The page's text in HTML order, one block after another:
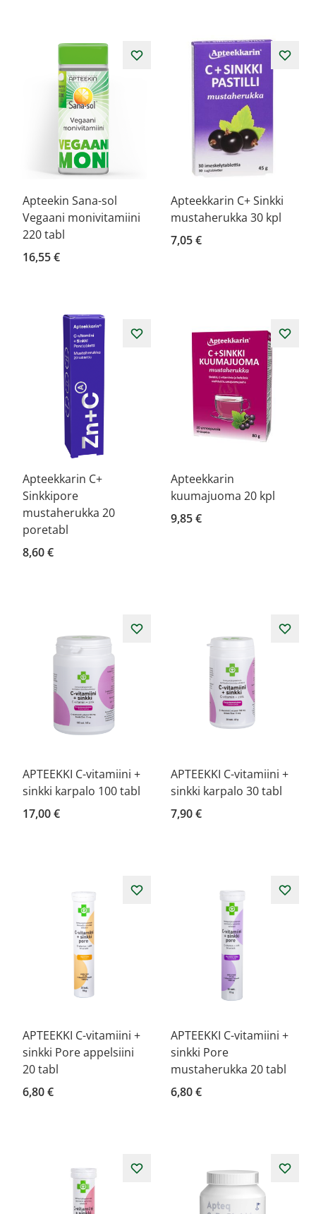
Apteekin Sana-sol
Vegaani monivitamiini
220 tabl
16,55 €
Apteekkarin C+ Sinkki
mustaherukka 30 kpl
7,05 €
Apteekkarin C+
Sinkkipore
mustaherukka 20
poretabl
8,60 €
Apteekkarin
kuumajuoma 20 kpl
9,85 €
APTEEKKI C-vitamiini +
sinkki karpalo 100 tabl
17,00 €
APTEEKKI C-vitamiini +
sinkki karpalo 30 tabl
7,90 €
APTEEKKI C-vitamiini +
sinkki Pore appelsiini
20 tabl
6,80 €
APTEEKKI C-vitamiini +
sinkki Pore
mustaherukka 20 tabl
6,80 €